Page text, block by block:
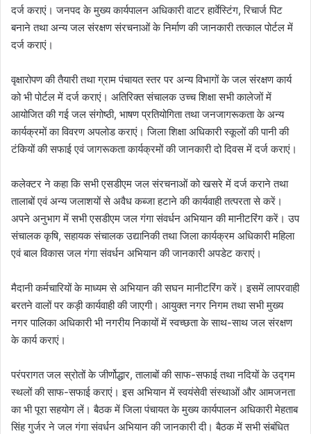
दर्ज कराएं। जनपद के मुख्य कार्यपालन अधिकारी वाटर हार्वेस्टिंग,रिचार्ज पिट
बनाने तथा अन्य जल संरक्षण संरचनाओं के निर्माण की जानकारी तत्काल पोर्टल में
दर्ज कराएं।
वृक्षारोपण की तैयारी तथा ग्राम पंचायत स्तर पर अन्य विभागों के जल संरक्षण कार्य
को भी पोर्टल में दर्ज कराएं। अतिरिक्त संचालक उच्च शिक्षा सभी कालेजों में
आयोजित की गई जल संगोष्ठी, भाषण प्रतियोगिता तथा जनजागरूकता के अन्य
कार्यक्रमों का विवरण अपलोड कराएं। जिला शिक्षा अधिकारी स्कूलों की पानी की
टंकियों की सफाई एवं जागरूकता कार्यक्रमों की जानकारी दो दिवस में दर्ज कराएं।
कलेक्टर ने कहा कि सभी एसडीएम जल संरचनाओं को खसरे में दर्ज कराने तथा
तालाबों एवं अन्य जलाशयों से अवैध कब्जा हटाने की कार्यवाही तत्परता से करें।
अपने अनुभाग में सभी एसडीएम जल गंगा संवर्धन अभियान की मानीटरिंग करें। उप
संचालक कृषि,सहायक संचालक उद्यानिकी तथा जिला कार्यक्रम अधिकारी महिला
एवं बाल विकास जल गंगा संवर्धन अभियान की जानकारी अपडेट कराएं।
मैदानी कर्मचारियों के माध्यम से अभियान की सघन मानीटरिंग करें। इसमें लापरवाही
बरतने वालों पर कड़ी कार्यवाही की जाएगी। आयुक्त नगर निगम तथा सभी मुख्य
नगर पालिका अधिकारी भी नगरीय निकायों में स्वच्छता के साथ-साथ जल संरक्षण
के कार्य कराएं।
परंपरागत जल स्रोतों के जीर्णोद्धार,तालाबों की साफ-सफाई तथा नदियों के उद्गम
स्थलों की साफ-सफाई कराएं। इस अभियान में स्वयंसेवी संस्थाओं और आमजनता
का भी पूरा सहयोग लें। बैठक में जिला पंचायत के मुख्य कार्यपालन अधिकारी मेहताब
सिंह गुर्जर ने जल गंगा संवर्धन अभियान की जानकारी दी। बैठक में सभी संबंधित